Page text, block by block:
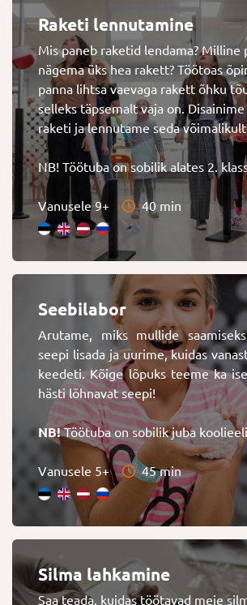
Raketi lennutamine
Mis paneb raketid lendama? Milline
nägema üks hea rakett? Töötoas
panna lihtsa vaevaga rakett õhku
selleks täpsemalt vaja on.
raketi ja lennutame seda
NB! Töötuba on sobilik alates 2.
Vanusele 9+ 40 min
Seebilabor
Arutame, miks mullide
seepi lisada ja uurime, kuidas
keedeti. Kõige lõpuks teeme ka
hästi lõhnavat seepi!
NB!Töötuba on sobilik juba
Vanusele 5+ 45 min
Silma lahkamine
Saa teada, kuidas töötavad meie